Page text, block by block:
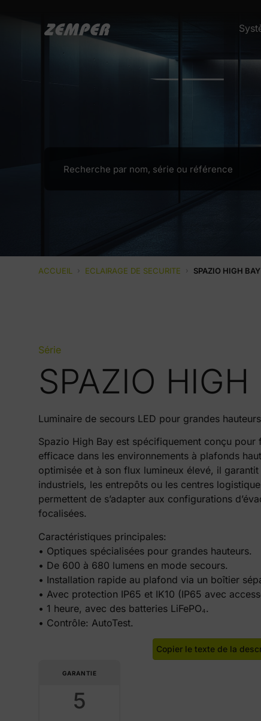
ACCUEIL › ECLAIRAGE DE SECURITE › SPAZIO HIGH BAY
Série
SPAZIO HIGH
Luminaire de secours LED pour grandes
Spazio High Bay est spécifiquement conçu
efficace dans les environnements à plafonds
optimisée et à son flux lumineux élevé, il
industriels, les entrepôts ou les centres
permettent de s’adapter aux configurations
focalisées.
Caractéristiques principales:
• Optiques spécialisées pour grandes hauteurs.
• De 600 à 680 lumens en mode secours.
• Installation rapide au plafond via un boîtier
• Avec protection IP65 et IK10 (IP65 avec
• 1 heure, avec des batteries LiFePO₄.
• Contrôle: AutoTest.
Copier le texte de la
GARANTIE
5